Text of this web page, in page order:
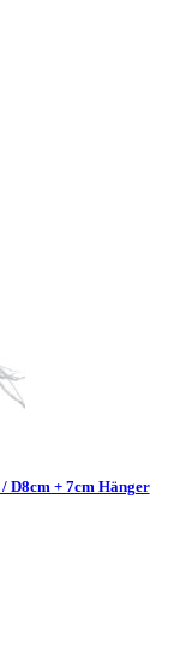
D8cm + 7cm Hänger